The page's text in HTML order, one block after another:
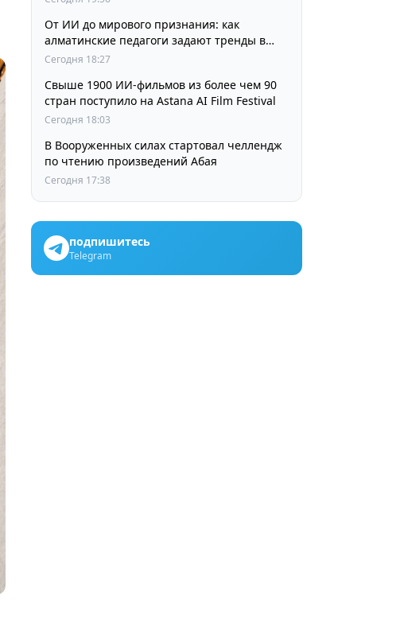
От ИИ до мирового признания: как
алматинские педагоги задают тренды в
изучении языков
Сегодня 18:27
Свыше 1900 ИИ-фильмов из более чем 90
стран поступило на Astana AI Film Festival
Сегодня 18:03
В Вооруженных силах стартовал челлендж
по чтению произведений Абая
Сегодня 17:38
подпишитесь
Telegram